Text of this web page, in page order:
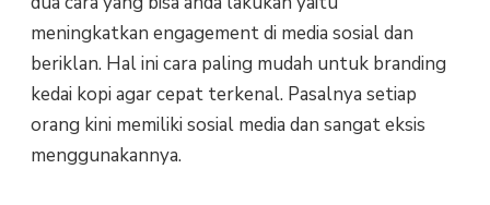
meningkatkan engagement di media sosial dan
beriklan. Hal ini cara paling mudah untuk branding
kedai kopi agar cepat terkenal. Pasalnya setiap
orang kini memiliki sosial media dan sangat eksis
menggunakannya.